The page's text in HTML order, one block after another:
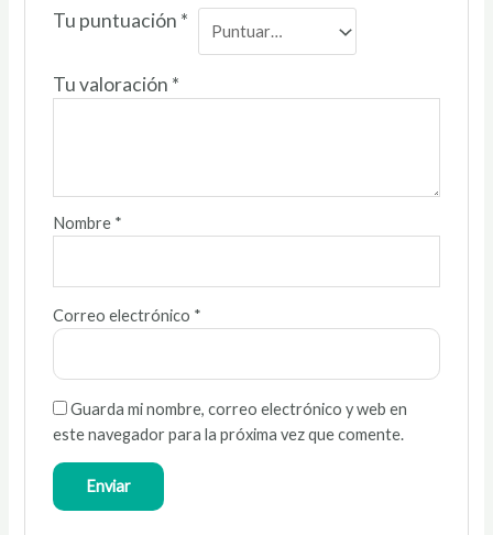
Tu puntuación *
Tu valoración *
Nombre *
Correo electrónico *
Guarda mi nombre, correo electrónico y web en
este navegador para la próxima vez que comente.